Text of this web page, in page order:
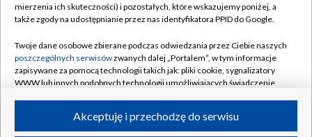
Naziemna Telewizja Cyfrowa
Rada Programowa
System NOS
Informacje o nadawcy
Program dla prasy
Pomoc
Kontakt
Kanały
mierzenia ich skuteczności) i pozostałych, które wskazujemy poniżej, a
także zgody na udostępnianie przez nas identyfikatora PPID do Google.
Twoje dane osobowe zbierane podczas odwiedzania przez Ciebie naszych
poszczególnych serwisówzwanych dalej „Portalem”, w tym informacje
zapisywane za pomocą technologii takich jak: pliki cookie, sygnalizatory
WWW lub innych podobnych technologii umożliwiających świadczenie
ruchu w Internecie.Akceptuję i przechodzę do serwisu